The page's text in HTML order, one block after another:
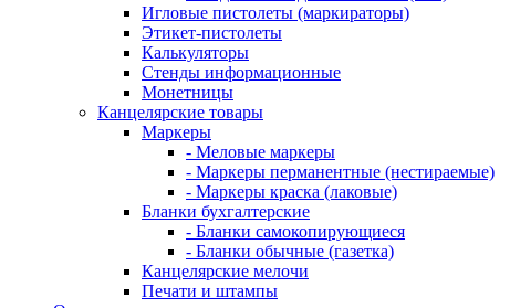
Игловые пистолеты (маркираторы)
Этикет-пистолеты
Калькуляторы
Стенды информационные
Монетницы
Канцелярские товары
Маркеры
- Меловые маркеры
- Маркеры перманентные (нестираемые)
- Маркеры краска (лаковые)
Бланки бухгалтерские
- Бланки самокопирующиеся
- Бланки обычные (газетка)
Канцелярские мелочи
Печати и штампы